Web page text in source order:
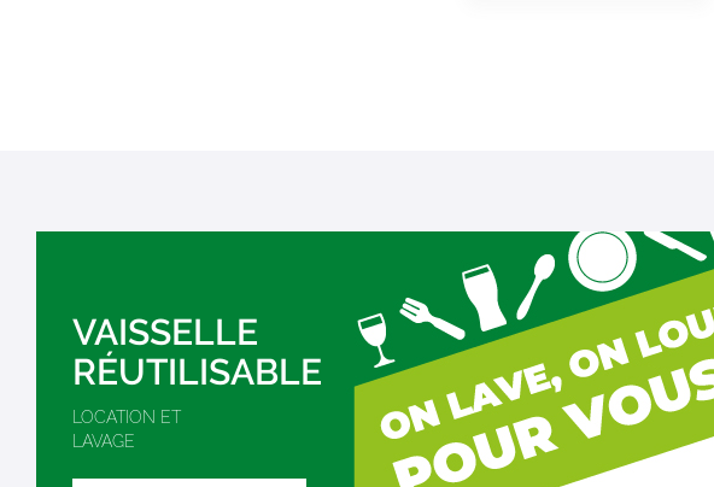
VAISSELLE
RÉUTILISABLE
LOCATION ET
LAVAGE